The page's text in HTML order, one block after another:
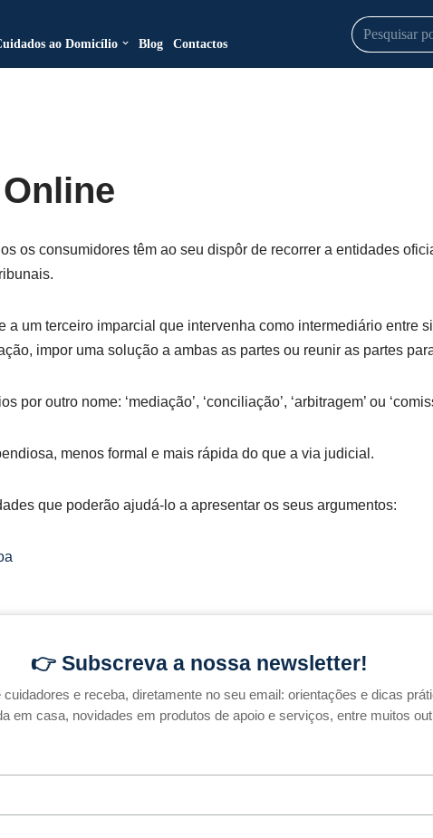
ao Domicílio Blog Contactos
os consumidores têm ao seu dispôr de recorrer a entidades
a um terceiro imparcial que intervenha como intermediário entre
impor uma solução a ambas as partes ou reunir as partes
outro nome: ‘mediação’, ‘conciliação’, ‘arbitragem’ ou
menos formal e mais rápida do que a via judicial.
que poderão ajudá-lo a apresentar os seus argumentos:
👉 Subscreva a nossa newsletter!
e receba, diretamente no seu email: orientações e dicas
em casa, novidades em produtos de apoio e serviços, entre muitos